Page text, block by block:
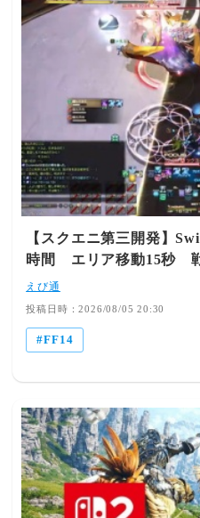
(1/2回レス) [sage] [-] ▽エレ
低レベル帯の生産品が空だ
びっくりする引用
元:https://egg.5ch.io/test/
【スクエニ第三開発】
時間 エリア移動15秒
えび通
投稿日時：2026/08/05 20:30
FF14